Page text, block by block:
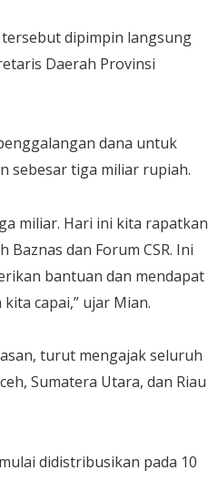
dipimpin langsung
Daerah Provinsi
dana untuk
sebesar tiga miliar rupiah.
miliar. Hari ini kita rapatkan
dan Forum CSR. Ini
bantuan dan mendapat
capai,” ujar Mian.
turut mengajak seluruh
Sumatera Utara, dan Riau
didistribusikan pada 10